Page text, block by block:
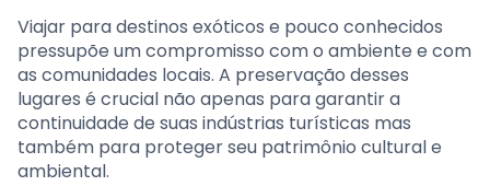
Viajar para destinos exóticos e pouco conhecidos
pressupõe um compromisso com o ambiente e com
as comunidades locais. A preservação desses
lugares é crucial não apenas para garantir a
continuidade de suas indústrias turísticas mas
também para proteger seu patrimônio cultural e
ambiental.